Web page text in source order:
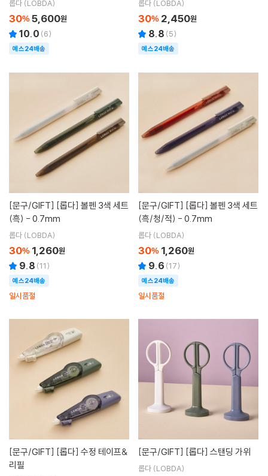
롭다 (LOBDA)
30% 5,600원
10.0 (6)
예스24배송
롭다 (LOBDA)
30% 2,450원
8.8 (5)
예스24배송
[문구/GIFT]
(흑) - 0.7mm
롭다 (LOBDA)
30% 1,260원
9.8 (11)
예스24배송
일시품절
[문구/GIFT]
(흑/청/적) - 0.7mm
롭다 (LOBDA)
30% 1,260원
9.6 (17)
예스24배송
일시품절
[문구/GIFT]
리필
[문구/GIFT] [롭다] 스탠딩 가위
롭다 (LOBDA)